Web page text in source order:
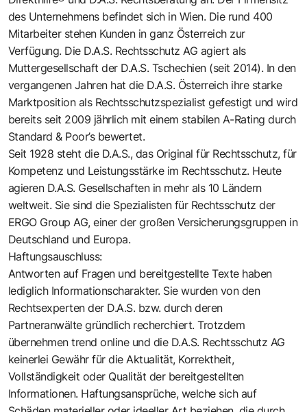
des Unternehmens befindet sich in Wien. Die rund 400
Mitarbeiter stehen Kunden in ganz Österreich zur
Verfügung. Die D.A.S. Rechtsschutz AG agiert als
Muttergesellschaft der D.A.S. Tschechien (seit 2014). In den
vergangenen Jahren hat die D.A.S. Österreich ihre starke
Marktposition als Rechtsschutzspezialist gefestigt und wird
bereits seit 2009 jährlich mit einem stabilen A-Rating durch
Standard & Poor’s bewertet.
Seit 1928 steht die D.A.S., das Original für Rechtsschutz, für
Kompetenz und Leistungsstärke im Rechtsschutz. Heute
agieren D.A.S. Gesellschaften in mehr als 10 Ländern
weltweit. Sie sind die Spezialisten für Rechtsschutz der
ERGO Group AG, einer der großen Versicherungsgruppen in
Deutschland und Europa.
Haftungsauschluss:
Antworten auf Fragen und bereitgestellte Texte haben
lediglich Informationscharakter. Sie wurden von den
Rechtsexperten der D.A.S. bzw. durch deren
Partneranwälte gründlich recherchiert. Trotzdem
übernehmen trend online und die D.A.S. Rechtsschutz AG
keinerlei Gewähr für die Aktualität, Korrektheit,
Vollständigkeit oder Qualität der bereitgestellten
Informationen. Haftungsansprüche, welche sich auf